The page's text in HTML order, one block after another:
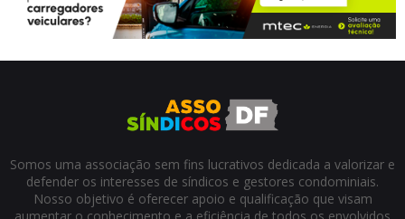
Somos uma associação sem fins lucrativos dedicada a valorizar e
defender os interesses de síndicos e gestores condominiais.
Nosso objetivo é oferecer apoio e qualificação que visam